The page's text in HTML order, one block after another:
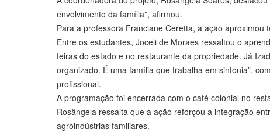
envolvimento da família”, afirmou.
Para a professora Franciane Ceretta, a ação aproximou
Entre os estudantes, Joceli de Moraes ressaltou o
feiras do estado e no restaurante da propriedade. Já
organizado. É uma família que trabalha em sintonia”,
profissional.
A programação foi encerrada com o café colonial no
Rosângela ressalta que a ação reforçou a integração
agroindústrias familiares.